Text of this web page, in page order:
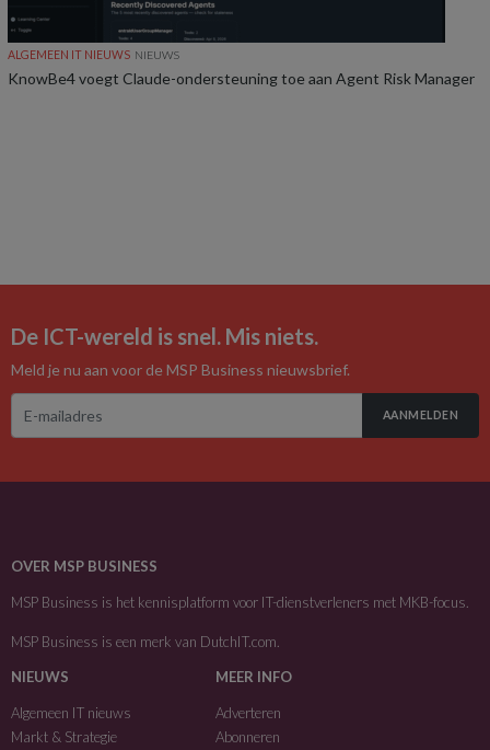
ALGEMEEN IT NIEUWS NIEUWS
KnowBe4 voegt Claude-ondersteuning toe aan Agent Risk Manager
De ICT-wereld is snel. Mis niets.
Meld je nu aan voor de MSP Business nieuwsbrief.
AANMELDEN
OVER MSP BUSINESS
MSP Business is het kennisplatform voor IT-dienstverleners met MKB-focus.
MSP Business is een merk van DutchIT.com.
NIEUWS
Algemeen IT nieuws
Markt & Strategie
MEER INFO
Adverteren
Abonneren